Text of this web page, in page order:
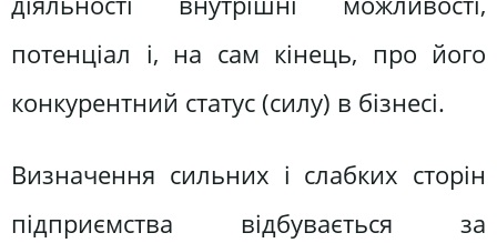
потенціал і, на сам кінець, про його
конкурентний статус (силу) в бізнесі.
Визначення сильних і слабких сторін
підприємства відбувається за